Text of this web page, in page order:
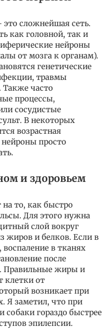
сложнейшая сеть.
как головной, так и
нейроны
от мозга к органам).
генетические
травмы
Также часто
процессы,
сосудистые
В некоторых
возрастная
нейроны просто
и здоровьем
то, как быстро
Для этого нужна
слой вокруг
жиров и белков. Если в
воспаление в тканях
после
Правильные жиры и
клетки от
возникает при
Я заметил, что при
собаки гораздо быстрее
эпилепсии.